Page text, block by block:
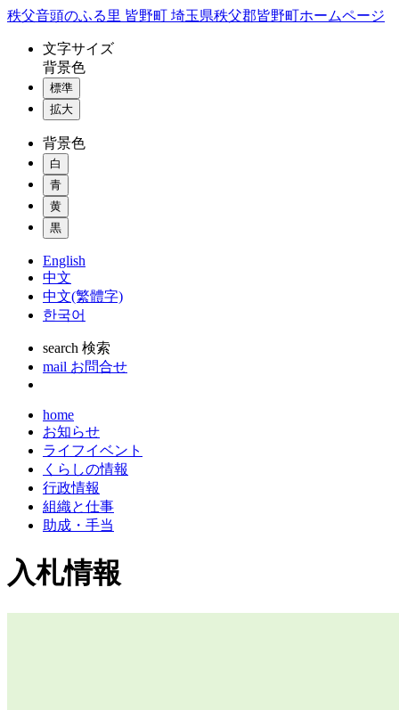
コ
秩父音頭のふる里 皆野町 埼玉県秩父郡皆野町ホームページ
文字サイズ
背景色
標準
拡大
背景色
白
青
黄
黒
English
中文
中文(繁體字)
한국어
search 検索
mail お問合せ
home
お知らせ
ライフイベント
くらしの情報
行政情報
組織と仕事
助成・手当
入札情報